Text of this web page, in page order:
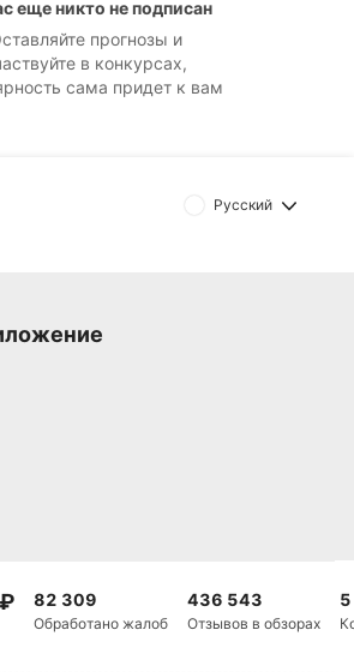
еще никто не подписан
прогнозы и
в конкурсах,
сама придет к вам
Русский
₽ 82 309
Обработано жалоб
436 543
Отзывов в обзорах